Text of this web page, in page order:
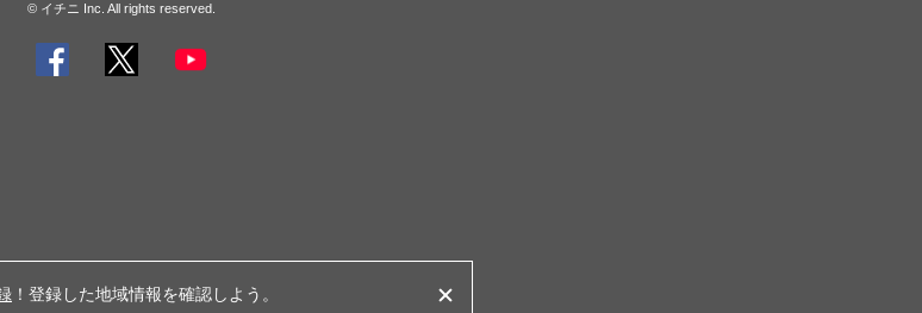
© イチニ Inc. All rights reserved.
！登録した地域情報を確認しよう。